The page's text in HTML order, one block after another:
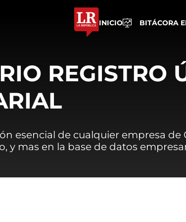
INICIO BITÁCORA
REGISTRO
esencial de cualquier empresa
y mas en la base de datos